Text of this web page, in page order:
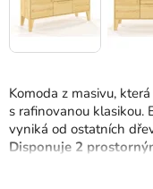
Komoda z masivu,
s rafinovanou klasikou.
vyniká od ostatních
Disponuje 2